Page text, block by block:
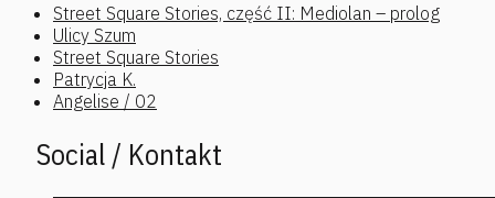
Street Square Stories, część II: Mediolan – prolog
Ulicy Szum
Street Square Stories
Patrycja K.
Angelise / 02
Social / Kontakt